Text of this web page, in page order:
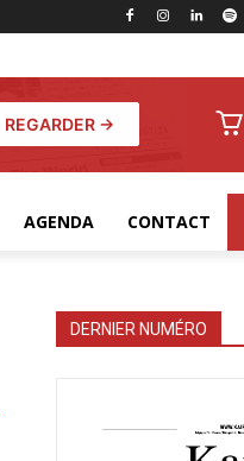
REGARDER →
AGENDA CONTACT
DERNIER NUMÉRO